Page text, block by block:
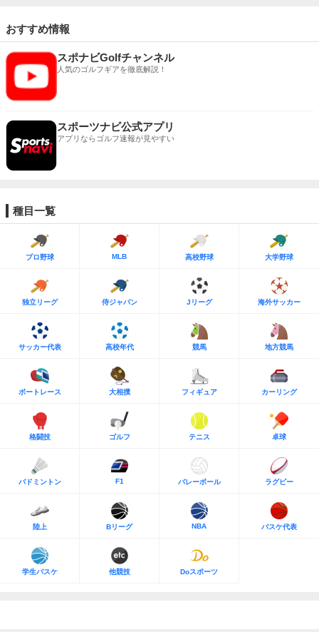
おすすめ情報
スポナビGolfチャンネル
人気のゴルフギアを徹底解説！
スポーツナビ公式アプリ
アプリならゴルフ速報が見やすい
種目一覧
プロ野球 MLB 高校野球 大学野球
独立リーグ 侍ジャパン Jリーグ 海外サッカー
サッカー代表 高校年代 競馬 地方競馬
ボートレース 大相撲 フィギュア カーリング
格闘技 ゴルフ テニス 卓球
バドミントン F1 バレーボール ラグビー
陸上 Bリーグ NBA バスケ代表
学生バスケ 他競技 Doスポーツ